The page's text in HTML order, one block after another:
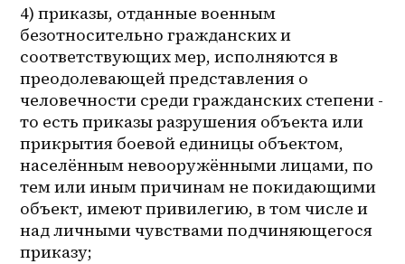
4) приказы, отданные военным
безотносительно гражданских и
соответствующих мер, исполняются в
преодолевающей представления о
человечности среди гражданских степени -
то есть приказы разрушения объекта или
прикрытия боевой единицы объектом,
населённым невооружёнными лицами, по
тем или иным причинам не покидающими
объект, имеют привилегию, в том числе и
над личными чувствами подчиняющегося
приказу;